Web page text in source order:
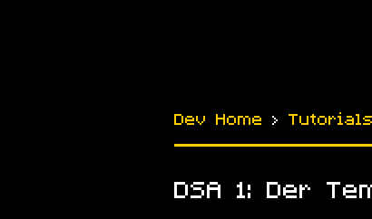
Dev Home › Tutorials
DSA 1: Der